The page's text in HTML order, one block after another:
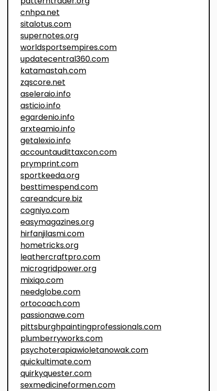
cnhpa.net
sitalotus.com
supernotes.org
worldsportsempires.com
updatecentral360.com
katamastah.com
zqscore.net
aseleraio.info
asticio.info
egardenio.info
arxteamio.info
getalexio.info
accountaudittaxcon.com
prymprint.com
sportkeeda.org
besttimespend.com
careandcure.biz
cogniyo.com
easymagazines.org
hirfanjilasmi.com
hometricks.org
leathercraftpro.com
microgridpower.org
mixiqo.com
needglobe.com
ortocoach.com
passionawe.com
pittsburghpaintingprofessionals.com
plumberryworks.com
psychoterapiawioletanowak.com
quickultimate.com
quirkyquester.com
sexmedicineformen.com